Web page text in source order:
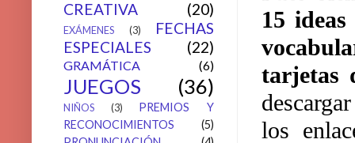
15
tarjetas
los
CREATIVA
(20)
EXÁMENES (3)
FECHAS
ESPECIALES
(22)
GRAMÁTICA (6)
JUEGOS (36)
NIÑOS (3)
PREMIOS Y
RECONOCIMIENTOS
(5)